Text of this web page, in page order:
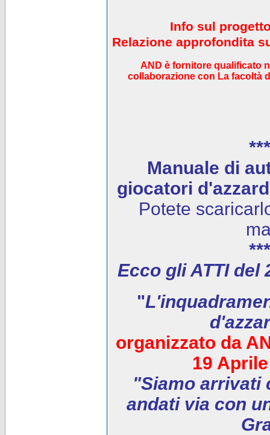
Info sul
Relazione approfondita
AND è fornitore qualificato
collaborazione con La facoltà
Manuale di
giocatori
Potete
Ecco gli ATTI del
"
organizzato da
19
"Siamo arrivati
andati via con